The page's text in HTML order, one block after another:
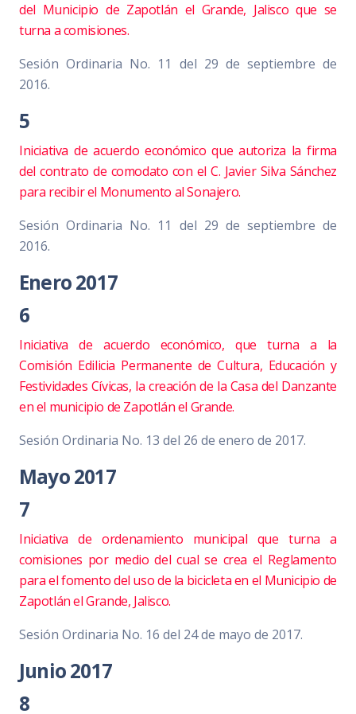
del Municipio de Zapotlán el Grande, Jalisco que se
turna a comisiones.
Sesión Ordinaria No. 11 del 29 de septiembre de
2016.
5
Iniciativa de acuerdo económico que autoriza la firma
del contrato de comodato con el C. Javier Silva Sánchez
para recibir el Monumento al Sonajero.
Sesión Ordinaria No. 11 del 29 de septiembre de
2016.
Enero 2017
6
Iniciativa de acuerdo económico, que turna a la
Comisión Edilicia Permanente de Cultura, Educación y
Festividades Cívicas, la creación de la Casa del Danzante
en el municipio de Zapotlán el Grande.
Sesión Ordinaria No. 13 del 26 de enero de 2017.
Mayo 2017
7
Iniciativa de ordenamiento municipal que turna a
comisiones por medio del cual se crea el Reglamento
para el fomento del uso de la bicicleta en el Municipio de
Zapotlán el Grande, Jalisco.
Sesión Ordinaria No. 16 del 24 de mayo de 2017.
Junio 2017
8